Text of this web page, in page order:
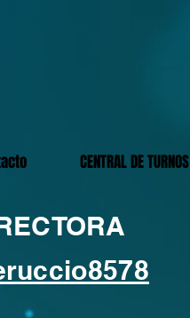
CENTRAL DE TURNOS